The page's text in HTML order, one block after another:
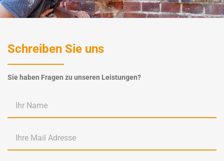
Schreiben Sie uns
Sie haben Fragen zu unseren Leistungen?